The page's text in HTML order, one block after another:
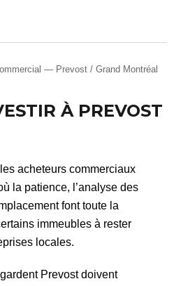
— Prevost / Grand Montréal
À PREVOST
acheteurs commerciaux
la patience, l’analyse des
font toute la
immeubles à rester
locales.
Prevost doivent